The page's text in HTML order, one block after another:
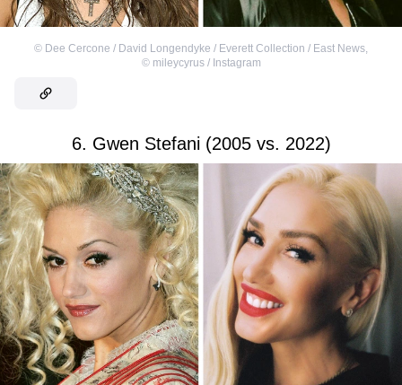
© Dee Cercone / David Longendyke / Everett Collection / East News,
© mileycyrus / Instagram
6. Gwen Stefani (2005 vs. 2022)